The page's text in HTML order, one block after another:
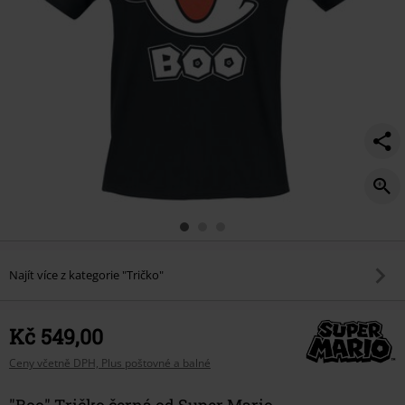
Najít více z kategorie "Tričko"
Kč 549,00
Ceny včetně DPH, Plus poštovné a balné